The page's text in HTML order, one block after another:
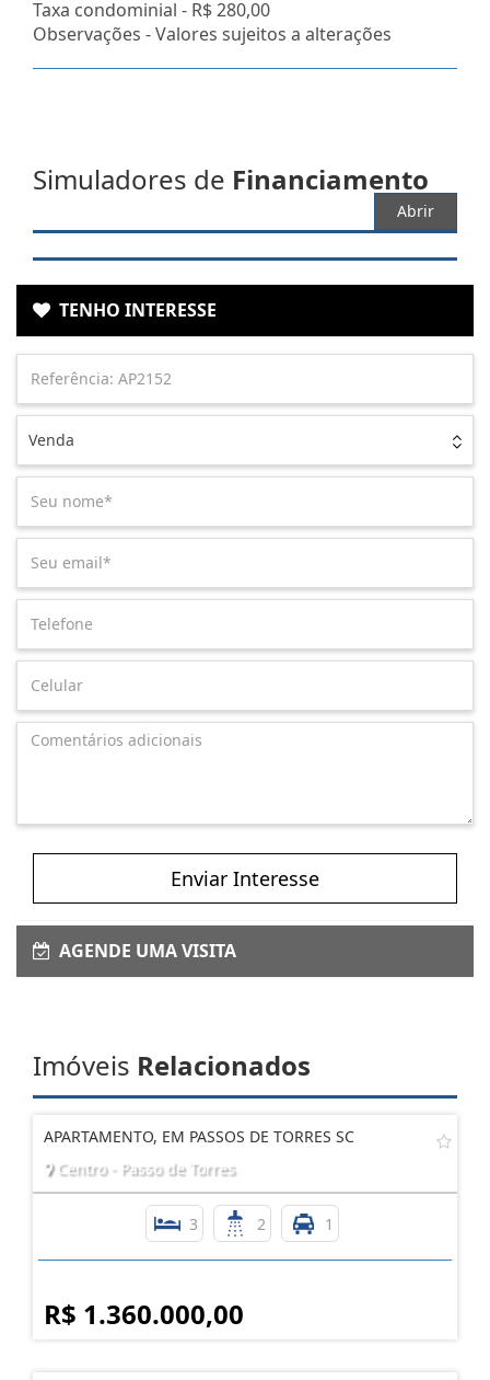
Taxa condominial - R$ 280,00
Observações - Valores sujeitos a alterações
Simuladores de Financiamento
Abrir
TENHO INTERESSE
Venda
Enviar Interesse
AGENDE UMA VISITA
Imóveis Relacionados
APARTAMENTO, EM PASSOS DE TORRES SC
Centro - Passo de Torres
3 2 1
R$ 1.360.000,00